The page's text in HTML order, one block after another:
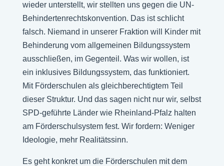
wieder unterstellt, wir stellten uns gegen die UN-
Behindertenrechtskonvention. Das ist schlicht
falsch. Niemand in unserer Fraktion will Kinder mit
Behinderung vom allgemeinen Bildungssystem
ausschließen, im Gegenteil. Was wir wollen, ist
ein inklusives Bildungssystem, das funktioniert.
Mit Förderschulen als gleichberechtigtem Teil
dieser Struktur. Und das sagen nicht nur wir, selbst
SPD-geführte Länder wie Rheinland-Pfalz halten
am Förderschulsystem fest. Wir fordern: Weniger
Ideologie, mehr Realitätssinn.
Es geht konkret um die Förderschulen mit dem